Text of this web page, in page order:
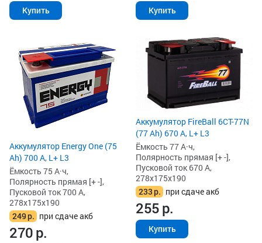
Купить Купить
Аккумулятор Energy One (75
Ah) 700 А, L+ L3
Ёмкость 75 А·ч,
Полярность прямая [+ -],
Пусковой ток 700 А,
278x175x190
249р. при сдаче акб
270р.
Аккумулятор FireBall 6СТ-77N
(77 Ah) 670 А, L+ L3
Ёмкость 77 А·ч,
Полярность прямая [+ -],
Пусковой ток 670 А,
278x175x190
233р. при сдаче акб
255р.
Купить